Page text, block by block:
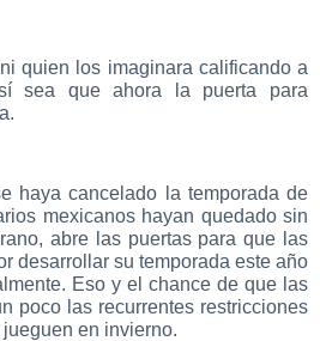
quien los imaginara calificando a
sea que ahora la puerta para
haya cancelado la temporada de
mexicanos hayan quedado sin
abre las puertas para que las
desarrollar su temporada este año
Eso y el chance de que las
poco las recurrentes restricciones
en invierno.